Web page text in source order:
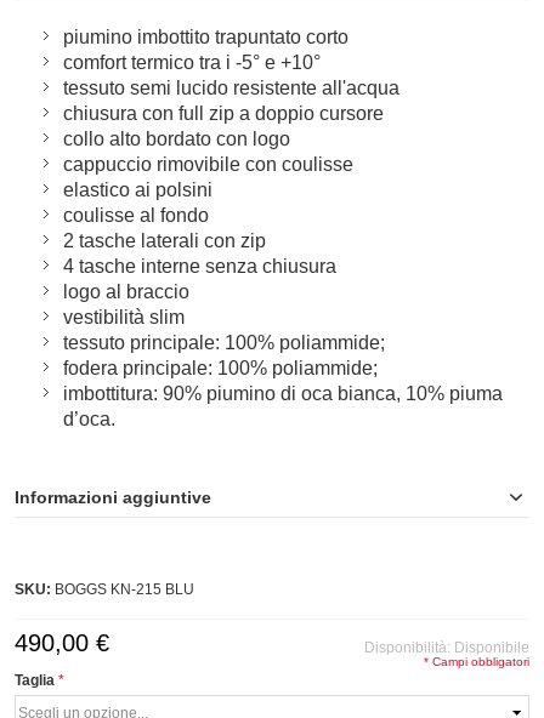
piumino imbottito trapuntato corto
comfort termico tra i -5° e +10°
tessuto semi lucido resistente all'acqua
chiusura con full zip a doppio cursore
collo alto bordato con logo
cappuccio rimovibile con coulisse
elastico ai polsini
coulisse al fondo
2 tasche laterali con zip
4 tasche interne senza chiusura
logo al braccio
vestibilità slim
tessuto principale: 100% poliammide;
fodera principale: 100% poliammide;
imbottitura: 90% piumino di oca bianca, 10% piuma
d’oca.
Informazioni aggiuntive
SKU: BOGGS KN-215 BLU
Disponibilità: Disponibile
490,00 €
Taglia
* Campi obbligatori